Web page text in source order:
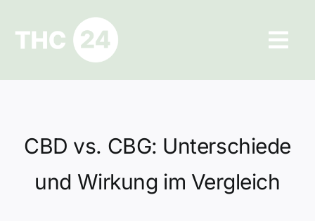
springen
Ratgeber
Datenschutz
CBD vs. CBG: Unterschiede
und Wirkung im Vergleich